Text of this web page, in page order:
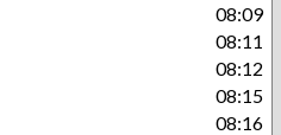
08:09
08:11
08:12
08:15
08:16